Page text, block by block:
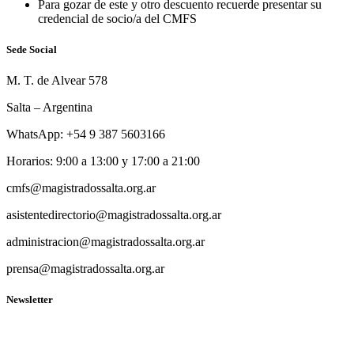
Para gozar de este y otro descuento recuerde presentar su
credencial de socio/a del CMFS
Sede Social
M. T. de Alvear 578
Salta – Argentina
WhatsApp: +54 9 387 5603166
Horarios: 9:00 a 13:00 y 17:00 a 21:00
cmfs@magistradossalta.org.ar
asistentedirectorio@magistradossalta.org.ar
administracion@magistradossalta.org.ar
prensa@magistradossalta.org.ar
Newsletter